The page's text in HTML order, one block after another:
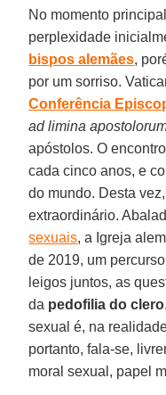
No momento
perplexidade
bispos alemães,
por um sorriso.
Conferência
ad limina
apóstolos. O
cada cinco anos, e
do mundo. Desta
extraordinário.
sexuais, a Igreja
de 2019, um
leigos juntos, as
da pedofilia do clero
sexual é, na
portanto, fala-se,
moral sexual, papel